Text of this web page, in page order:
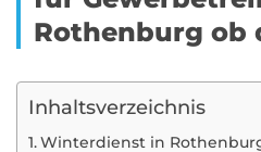
Rothenburg ob
Inhaltsverzeichnis
Winterdienst in